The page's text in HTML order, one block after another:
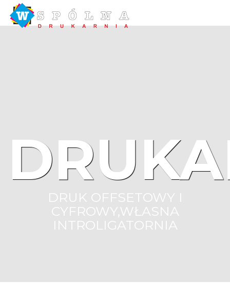
DRUK OFFSETOWY I
CYFROWY,WŁASNA
INTROLIGATORNIA